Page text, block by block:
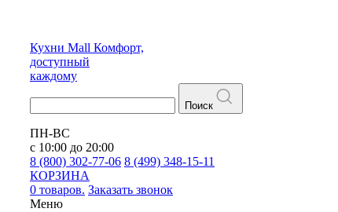
Кухни Mall Комфорт,
доступный
каждому
Поиск
ПН-ВС
с 10:00 до 20:00
8 (800) 302-77-06 8 (499) 348-15-11
КОРЗИНА
0 товаров. Заказать звонок
Меню